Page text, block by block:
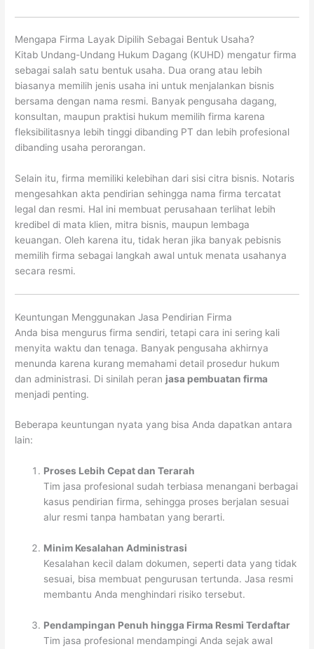
Mengapa Firma Layak Dipilih Sebagai Bentuk Usaha?
Kitab Undang-Undang Hukum Dagang (KUHD) mengatur firma
sebagai salah satu bentuk usaha. Dua orang atau lebih
biasanya memilih jenis usaha ini untuk menjalankan bisnis
bersama dengan nama resmi. Banyak pengusaha dagang,
konsultan, maupun praktisi hukum memilih firma karena
fleksibilitasnya lebih tinggi dibanding PT dan lebih profesional
dibanding usaha perorangan.
Selain itu, firma memiliki kelebihan dari sisi citra bisnis. Notaris
mengesahkan akta pendirian sehingga nama firma tercatat
legal dan resmi. Hal ini membuat perusahaan terlihat lebih
kredibel di mata klien, mitra bisnis, maupun lembaga
keuangan. Oleh karena itu, tidak heran jika banyak pebisnis
memilih firma sebagai langkah awal untuk menata usahanya
secara resmi.
Keuntungan Menggunakan Jasa Pendirian Firma
Anda bisa mengurus firma sendiri, tetapi cara ini sering kali
menyita waktu dan tenaga. Banyak pengusaha akhirnya
menunda karena kurang memahami detail prosedur hukum
dan administrasi. Di sinilah peran jasa pembuatan firma
menjadi penting.
Beberapa keuntungan nyata yang bisa Anda dapatkan antara
lain:
Proses Lebih Cepat dan Terarah
Tim jasa profesional sudah terbiasa menangani berbagai
kasus pendirian firma, sehingga proses berjalan sesuai
alur resmi tanpa hambatan yang berarti.
Minim Kesalahan Administrasi
Kesalahan kecil dalam dokumen, seperti data yang tidak
sesuai, bisa membuat pengurusan tertunda. Jasa resmi
membantu Anda menghindari risiko tersebut.
Pendampingan Penuh hingga Firma Resmi Terdaftar
Tim jasa profesional mendampingi Anda sejak awal